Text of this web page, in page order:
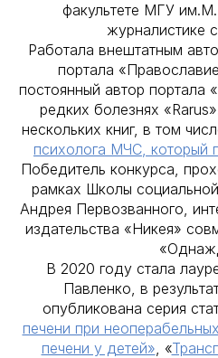
факультете МГУ
журналистике
Работала внештатным
портала
постоянный автор портала
редких болезнях
нескольких книг, в том
психолога МЧС, который
Победитель конкурса,
рамках Школы
Андрея Первозванного,
издательства «Никея»
В 2020 году стала
Павленко, в
опубликована серия
печени при
печени у детей», «